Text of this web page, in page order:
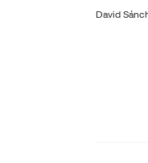
David